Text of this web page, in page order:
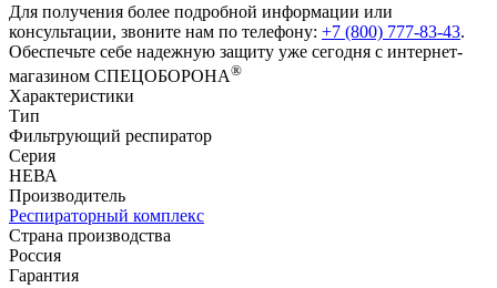
Для получения более подробной информации или
консультации, звоните нам по телефону: +7 (800) 777-83-43.
Обеспечьте себе надежную защиту уже сегодня с интернет-
магазином СПЕЦОБОРОНА®
Характеристики
Тип
Фильтрующий респиратор
Серия
НЕВА
Производитель
Респираторный комплекс
Страна производства
Россия
Гарантия